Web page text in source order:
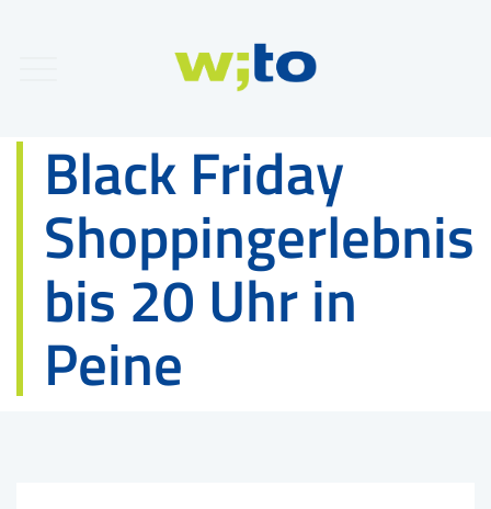
Black Friday
Shoppingerlebnis
bis 20 Uhr in
Peine